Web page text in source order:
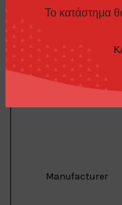
Το κατάστημα
Description
Manufacturer